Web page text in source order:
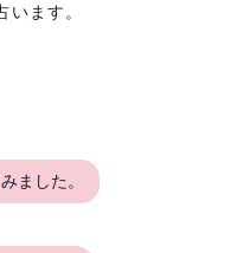
います。
ました。